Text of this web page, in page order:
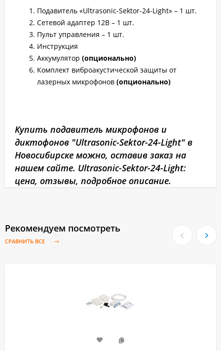
Подавитель «Ultrasonic-Sektor-24-Light» – 1 шт.
Сетевой адаптер 12В – 1 шт.
Пульт управления – 1 шт.
Инструкция
Аккумулятор (опционально)
Комплект виброакустической защиты от
лазерных микрофонов (опционально)
Купить подавитель микрофонов и
диктофонов "Ultrasonic-Sektor-24-Light" в
Новосибирске можно, оставив заказ на
нашем сайте. Ultrasonic-Sektor-24-Light:
цена, отзывы, подробное описание.
Рекомендуем посмотреть
СРАВНИТЬ ВСЕ